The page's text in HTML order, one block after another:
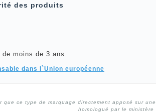
des produits
moins de 3 ans.
dans l`Union européenne
que ce type de marquage directement apposé sur
homologué par le ministère